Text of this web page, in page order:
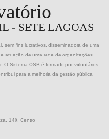
- SETE LAGOAS
sem fins lucrativos, disseminadora de uma
atuação de uma rede de organizações
O Sistema OSB é formado por voluntários
para a melhoria da gestão pública.
140, Centro